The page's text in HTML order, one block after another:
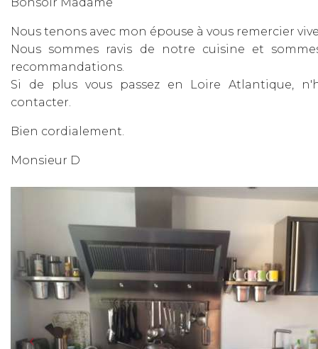
Nous tenons avec mon épouse à vous remercier
Nous sommes ravis de notre cuisine et
recommandations.
Si de plus vous passez en Loire Atlantique,
contacter.
Bien cordialement.
Monsieur D